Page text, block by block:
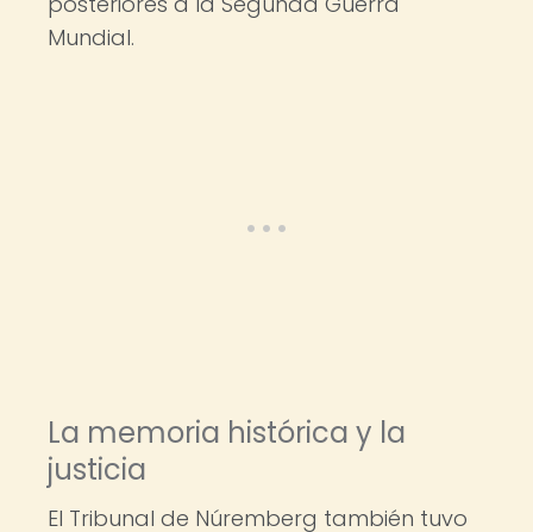
Mundial.
La memoria histórica y la
justicia
El Tribunal de Núremberg también tuvo